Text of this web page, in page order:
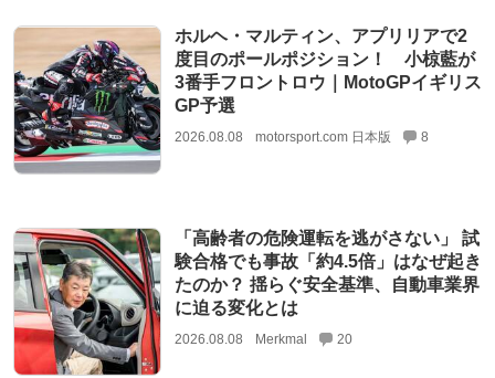
ホルヘ・マルティン、アプリリアで2
度目のポールポジション！ 小椋藍が
3番手フロントロウ｜MotoGPイギリス
GP予選
2026.08.08 motorsport.com 日本版 8
「高齢者の危険運転を逃がさない」 試
験合格でも事故「約4.5倍」はなぜ起き
たのか？ 揺らぐ安全基準、自動車業界
に迫る変化とは
2026.08.08 Merkmal 20